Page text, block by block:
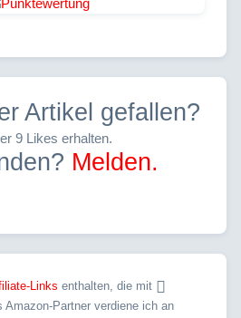
Artikel gefallen?
9 Likes erhalten.
Melden.
Links enthalten, die mit
Partner verdiene ich an